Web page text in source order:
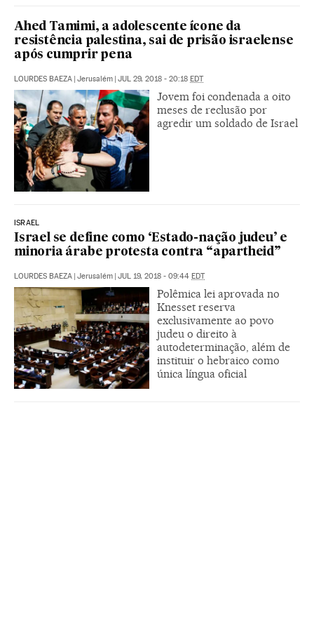
Ahed Tamimi, a adolescente ícone da
resistência palestina, sai de prisão israelense
após cumprir pena
LOURDES BAEZA Jerusalém JUL 29, 2018 - 20:18 EDT
Jovem foi condenada a oito
meses de reclusão por
agredir um soldado de Israel
ISRAEL
Israel se define como ‘Estado-nação judeu’ e
minoria árabe protesta contra “apartheid”
LOURDES BAEZA | Jerusalém | JUL 19, 2018 - 09:44 EDT
Polêmica lei aprovada no
Knesset reserva
exclusivamente ao povo
judeu o direito à
autodeterminação, além de
instituir o hebraico como
única língua oficial